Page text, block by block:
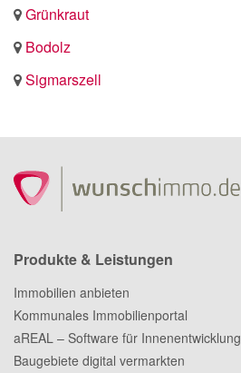
Grünkraut
Bodolz
Sigmarszell
Produkte & Leistungen
Immobilien anbieten
Kommunales Immobilienportal
aREAL – Software für Innenentwicklung
Baugebiete digital vermarkten